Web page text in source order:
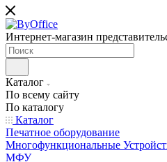
Интернет-магазин
Каталог
По всему сайту
По каталогу
Каталог
Печатное оборудование
Многофункциональные
МФУ